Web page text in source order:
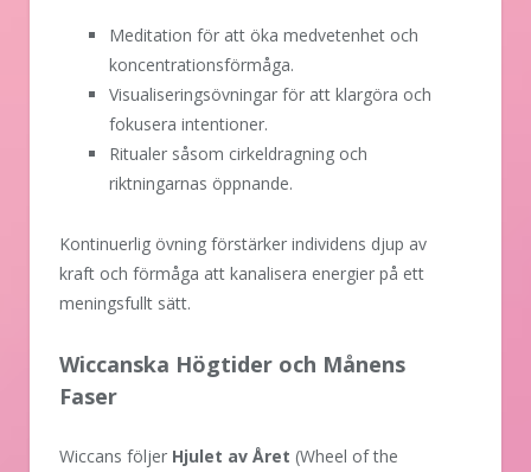
Meditation för att öka medvetenhet och
koncentrationsförmåga.
Visualiseringsövningar för att klargöra och
fokusera intentioner.
Ritualer såsom cirkeldragning och
riktningarnas öppnande.
Kontinuerlig övning förstärker individens djup av
kraft och förmåga att kanalisera energier på ett
meningsfullt sätt.
Wiccanska Högtider och Månens
Faser
Wiccans följer Hjulet av Året (Wheel of the